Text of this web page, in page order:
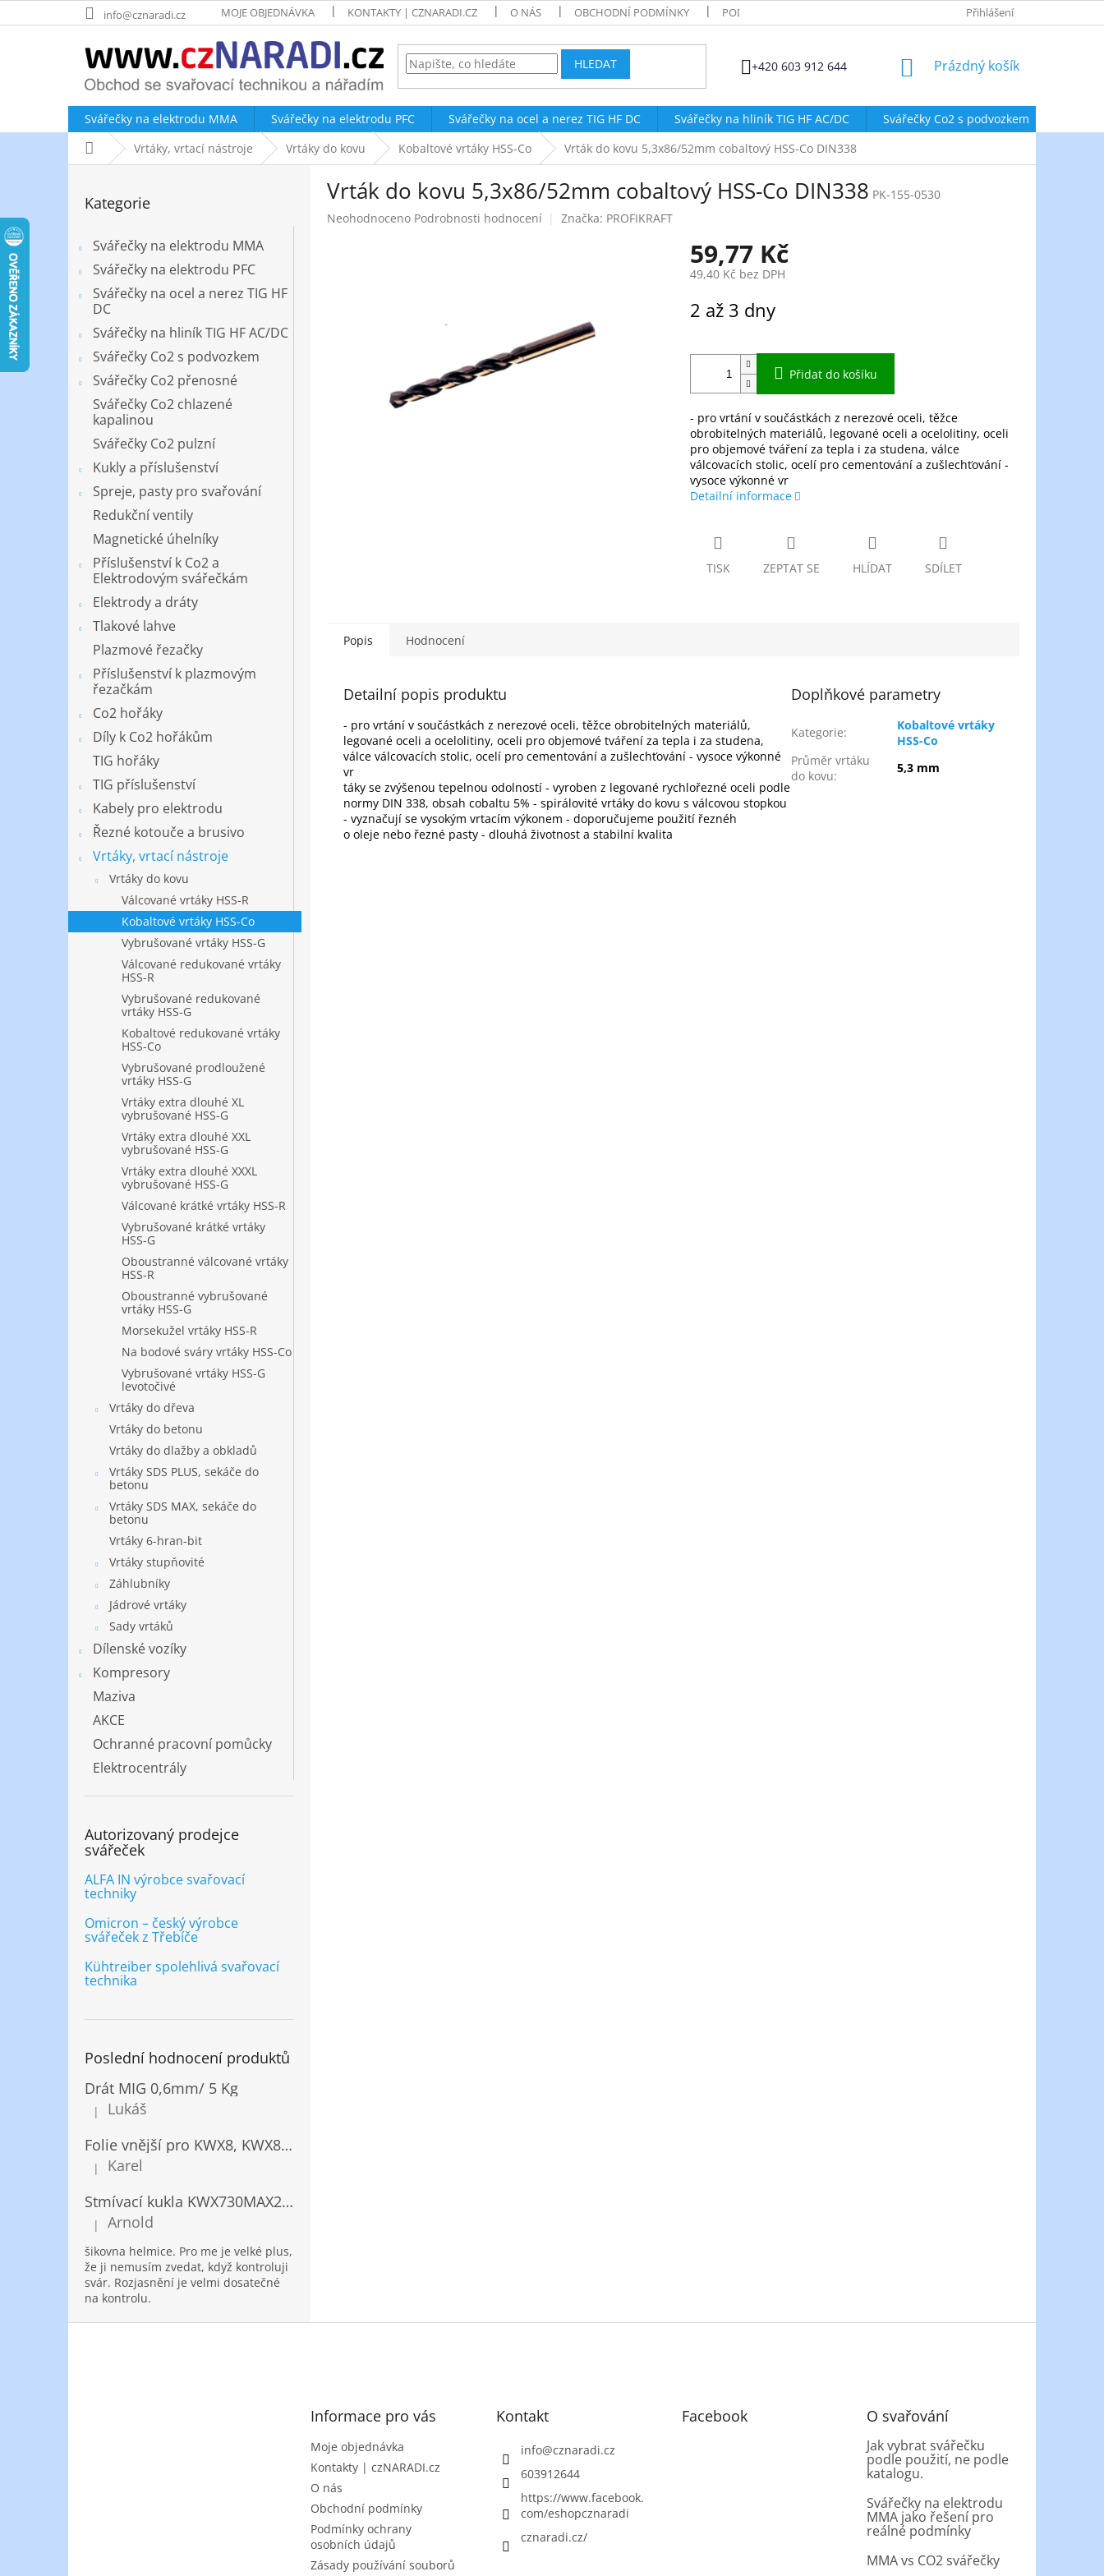
na
info@cznaradi.cz MOJE OBJEDNÁVKA KONTAKTY | CZNARADI.CZ O NÁS OBCHODNÍ PODMÍNKY PODMÍNKY OCHRANY OSOBNÍCH ÚDAJŮ ZÁSADY POUŽÍVÁNÍ
Přihlášení
HLEDAT +420 603 912 644
NÁKUPNÍ
Prázdný košík
Svářečky na elektrodu MMA Svářečky na elektrodu PFC Svářečky na ocel a nerez TIG HF DC Svářečky na hliník TIG HF AC/DC Svářečky Co2 s podvozkem
Domů Vrtáky, vrtací nástroje Vrtáky do kovu Kobaltové vrtáky HSS-Co Vrták do kovu 5,3x86/52mm cobaltový HSS-Co DIN338
kategorie
Kategorie
Svářečky na elektrodu MMA
Svářečky na elektrodu PFC
Svářečky na ocel a nerez TIG HF
DC
Svářečky na hliník TIG HF AC/DC
Svářečky Co2 s podvozkem
Svářečky Co2 přenosné
Svářečky Co2 chlazené
kapalinou
Svářečky Co2 pulzní
Kukly a příslušenství
Spreje, pasty pro svařování
Redukční ventily
Magnetické úhelníky
Příslušenství k Co2 a
Elektrodovým svářečkám
Elektrody a dráty
Tlakové lahve
Plazmové řezačky
Příslušenství k plazmovým
řezačkám
Co2 hořáky
Díly k Co2 hořákům
TIG hořáky
TIG příslušenství
Kabely pro elektrodu
Řezné kotouče a brusivo
Vrtáky, vrtací nástroje
Vrtáky do kovu
Válcované vrtáky HSS-R
Kobaltové vrtáky HSS-Co
Vybrušované vrtáky HSS-G
Válcované redukované vrtáky
HSS-R
Vybrušované redukované
vrtáky HSS-G
Kobaltové redukované vrtáky
HSS-Co
Vybrušované prodloužené
vrtáky HSS-G
Vrtáky extra dlouhé XL
vybrušované HSS-G
Vrtáky extra dlouhé XXL
vybrušované HSS-G
Vrtáky extra dlouhé XXXL
vybrušované HSS-G
Válcované krátké vrtáky HSS-R
Vybrušované krátké vrtáky
HSS-G
Oboustranné válcované vrtáky
HSS-R
Oboustranné vybrušované
vrtáky HSS-G
Morsekužel vrtáky HSS-R
Na bodové sváry vrtáky HSS-Co
Vybrušované vrtáky HSS-G
levotočivé
Vrtáky do dřeva
Vrtáky do betonu
Vrtáky do dlažby a obkladů
Vrtáky SDS PLUS, sekáče do
betonu
Vrtáky SDS MAX, sekáče do
betonu
Vrtáky 6-hran-bit
Vrtáky stupňovité
Záhlubníky
Jádrové vrtáky
Sady vrtáků
Dílenské vozíky
Kompresory
Maziva
AKCE
Ochranné pracovní pomůcky
Elektrocentrály
Autorizovaný prodejce
svářeček
ALFA IN výrobce svařovací
techniky
Omicron – český výrobce
svářeček z Třebíče
Kühtreiber spolehlivá svařovací
technika
Poslední hodnocení produktů
Drát MIG 0,6mm/ 5 Kg
Hodnocení produktu je 5 z 5 hvězdiček.
|
Lukáš
Folie vnější pro KWX8, KWX820/ 10ks
Hodnocení produktu je 5 z 5 hvězdiček.
|
Karel
Stmívací kukla KWX730MAX2,5!® + NANOClean
Hodnocení produktu je 5 z 5 hvězdiček.
| Arnold
šikovna helmice. Pro me je velké plus,
že ji nemusím zvedat, když kontroluji
svár. Rozjasnění je velmi dosatečné
na kontrolu.
Vrták do kovu 5,3x86/52mm cobaltový HSS-Co DIN338 PK-155-0530
Průměrné
Neohodnoceno Podrobnosti hodnocení Značka: PROFIKRAFT
59,77 Kč
49,40 Kč bez DPH
cena:
2 až 3 dny
Přidat do košíku
- pro vrtání v součástkách z nerezové oceli, těžce
obrobitelných materiálů, legované oceli a ocelolitiny, oceli
pro objemové tváření za tepla i za studena, válce
válcovacích stolic, ocelí pro cementování a zušlechťování -
vysoce výkonné vr
Detailní informace
TISK ZEPTAT SE HLÍDAT SDÍLET
Popis Hodnocení
Detailní popis produktu
- pro vrtání v součástkách z nerezové oceli, těžce obrobitelných materiálů,
legované oceli a ocelolitiny, oceli pro objemové tváření za tepla i za studena,
válce válcovacích stolic, ocelí pro cementování a zušlechťování - vysoce výkonné
vr
táky se zvýšenou tepelnou odolností - vyroben z legované rychlořezné oceli podle
normy DIN 338, obsah cobaltu 5% - spirálovité vrtáky do kovu s válcovou stopkou
- vyznačují se vysokým vrtacím výkonem - doporučujeme použití řeznéh
o oleje nebo řezné pasty - dlouhá životnost a stabilní kvalita
Doplňkové parametry
Kategorie:
Kobaltové vrtáky
HSS-Co
Průměr vrtáku
do kovu:
5,3 mm
Informace pro vás
Moje objednávka
Kontakty | czNARADI.cz
O nás
Obchodní podmínky
Podmínky ochrany
osobních údajů
Zásady používání souborů
Kontakt
info@cznaradi.cz
603912644
https://www.facebook.
com/eshopcznaradi
cznaradi.cz/
Facebook O svařování
Jak vybrat svářečku
podle použití, ne podle
katalogu.
Svářečky na elektrodu
MMA jako řešení pro
reálné podmínky
MMA vs CO2 svářečky